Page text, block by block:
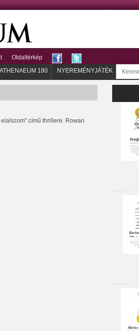
Oldaltérkép
ATHENAEUM 180 NYEREMÉNYJÁTÉK
című thrillere. Rowan